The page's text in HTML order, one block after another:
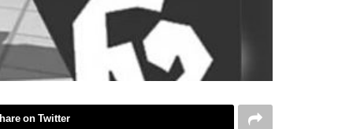
on Twitter